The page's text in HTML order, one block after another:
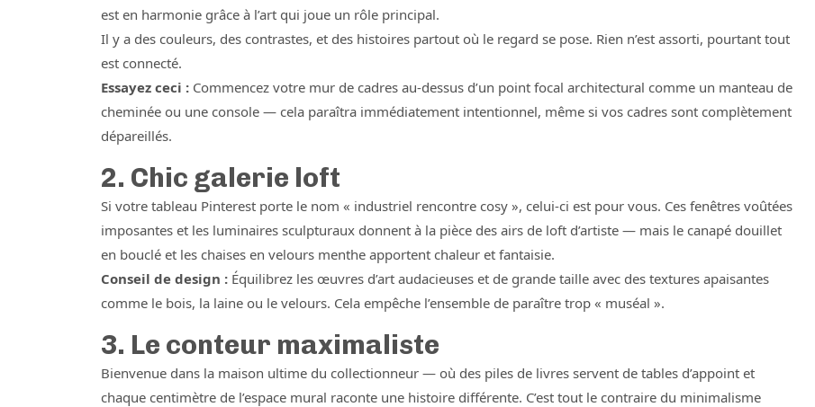
est en harmonie grâce à l’art qui joue un rôle principal.
Il y a des couleurs, des contrastes, et des histoires partout où le regard se pose. Rien n’est assorti, pourtant tout
est connecté.
Essayez ceci : Commencez votre mur de cadres au-dessus d’un point focal architectural comme un manteau de
cheminée ou une console — cela paraîtra immédiatement intentionnel, même si vos cadres sont complètement
dépareillés.
2. Chic galerie loft
Si votre tableau Pinterest porte le nom « industriel rencontre cosy », celui-ci est pour vous. Ces fenêtres voûtées
imposantes et les luminaires sculpturaux donnent à la pièce des airs de loft d’artiste — mais le canapé douillet
en bouclé et les chaises en velours menthe apportent chaleur et fantaisie.
Conseil de design : Équilibrez les œuvres d’art audacieuses et de grande taille avec des textures apaisantes
comme le bois, la laine ou le velours. Cela empêche l’ensemble de paraître trop « muséal ».
3. Le conteur maximaliste
Bienvenue dans la maison ultime du collectionneur — où des piles de livres servent de tables d’appoint et
chaque centimètre de l’espace mural raconte une histoire différente. C’est tout le contraire du minimalisme